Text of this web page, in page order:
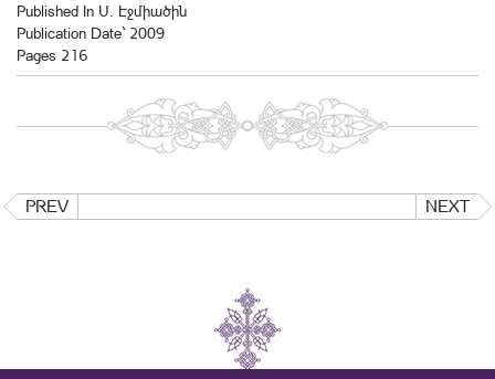
Published In Ս. Էջմիածին
Publication Date` 2009
Pages 216
PREV NEXT